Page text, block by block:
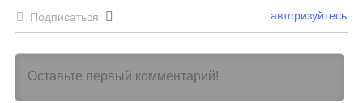
Подписаться авторизуйтесь